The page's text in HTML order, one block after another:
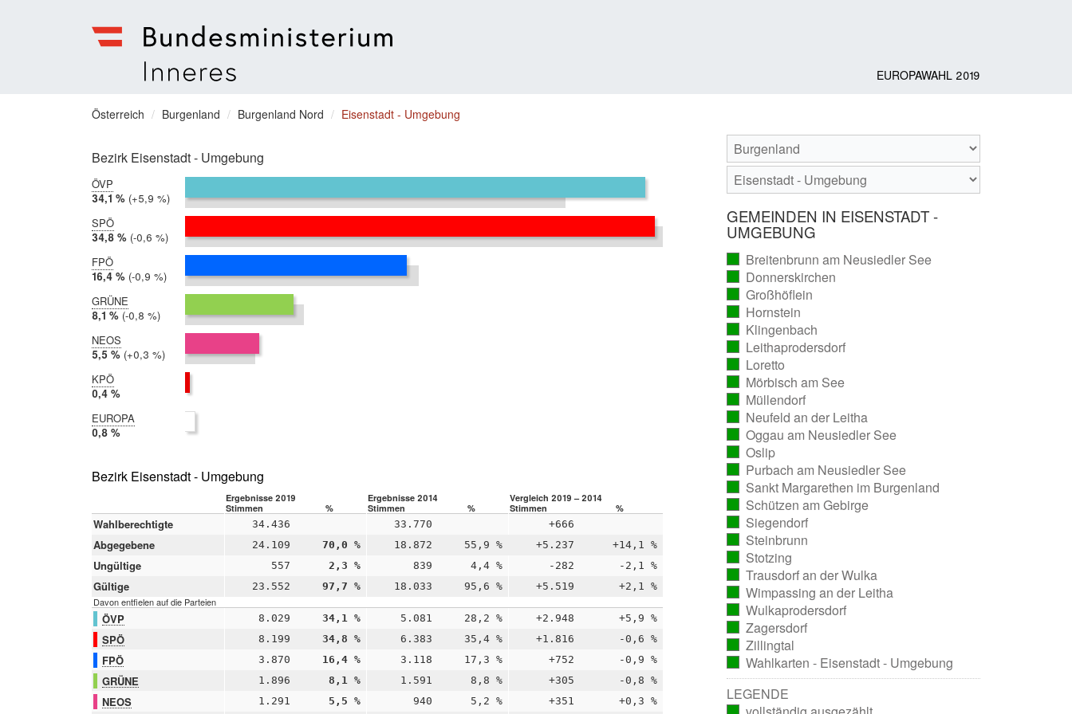
für
Inneres
EUROPAWAHL 2019
Sie
sich
hier:
Österreich Burgenland Burgenland Nord Eisenstadt - Umgebung
Bezirk Eisenstadt - Umgebung
ÖVP
2019:
34,1 %
2014:
28,2 %
Differenz:
+5,9 %
SPÖ
2019:
34,8 %
2014:
35,4 %
Differenz:
-0,6 %
FPÖ
2019:
16,4 %
2014:
17,3 %
Differenz:
-0,9 %
GRÜNE
2019:
8,1 %
2014:
8,8 %
Differenz:
-0,8 %
NEOS
2019:
5,5 %
2014:
5,2 %
Differenz:
+0,3 %
KPÖ
2019:
0,4 %
nicht
teilgenommen
EUROPA
2019:
0,8 %
teilgenommen
Bezirk Eisenstadt - Umgebung
Ergebnisse 2019 Ergebnisse 2014
Vergleich 2019 – 2014
Stimmen
% Stimmen % Stimmen %
Wahlberechtigte 34.436 33.770 +666
Abgegebene 24.109 70,0 % 18.872 55,9 % +5.237 +14,1 %
Ungültige 557 2,3 % 839 4,4 % -282 -2,1 %
Gültige 23.552 97,7 % 18.033 95,6 % +5.519 +2,1 %
Davon entfielen auf die Parteien
ÖVP 8.029 34,1 % 5.081 28,2 % +2.948 +5,9 %
SPÖ 8.199 34,8 % 6.383 35,4 % +1.816 -0,6 %
FPÖ 3.870 16,4 % 3.118 17,3 % +752 -0,9 %
GRÜNE 1.896 8,1 % 1.591 8,8 % +305 -0,8 %
NEOS 1.291 5,5 % 940 5,2 % +351 +0,3 %
GEMEINDEN IN EISENSTADT -
UMGEBUNG
Breitenbrunn am Neusiedler See
(vollständig
ausgezählt)
Donnerskirchen
ausgezählt)
Großhöflein
ausgezählt)
Hornstein
ausgezählt)
Klingenbach
ausgezählt)
Leithaprodersdorf
ausgezählt)
Loretto
ausgezählt)
Mörbisch am See
ausgezählt)
Müllendorf
ausgezählt)
Neufeld an der Leitha
ausgezählt)
Oggau am Neusiedler See(vollständig
ausgezählt)
Oslip
ausgezählt)
Purbach am Neusiedler See
(vollständig
ausgezählt)
Sankt Margarethen im Burgenland
(vollständig
ausgezählt)
Schützen am Gebirge
ausgezählt)
Siegendorf
ausgezählt)
Steinbrunn
ausgezählt)
Stotzing
ausgezählt)
Trausdorf an der Wulka(vollständig
ausgezählt)
Wimpassing an der Leitha(vollständig
ausgezählt)
Wulkaprodersdorf
ausgezählt)
Zagersdorf
ausgezählt)
Zillingtal
ausgezählt)
Wahlkarten - Eisenstadt - Umgebung
(vollständig
ausgezählt)
LEGENDE